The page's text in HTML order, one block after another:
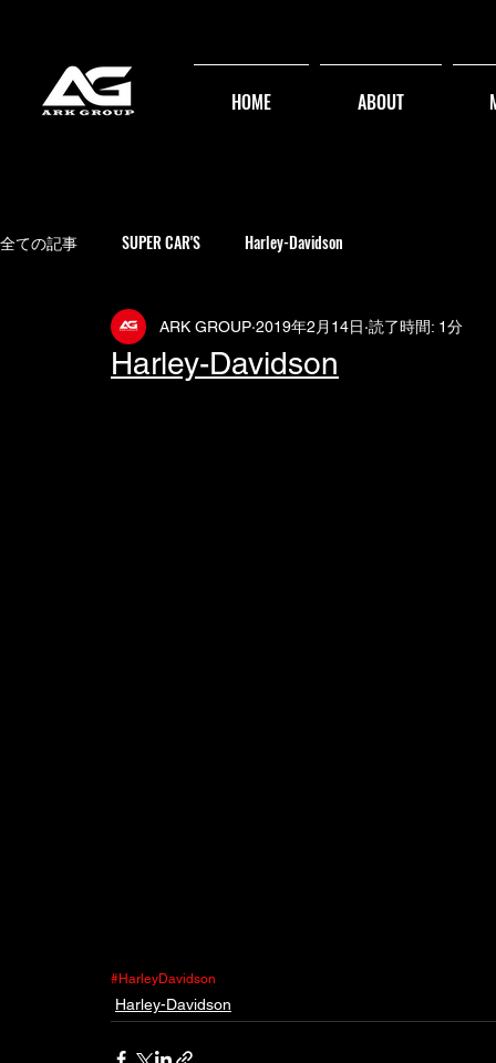
HOME ABOUT
全ての記事 SUPER CAR'S Harley-Davidson
Harley-Davidson
ARK GROUP 2019年2月14日 読了時間: 1分
#HarleyDavidson
Harley-Davidson